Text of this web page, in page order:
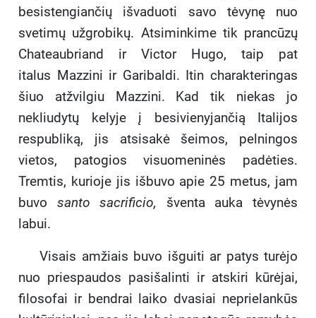
besistengiančių išvaduoti savo tėvynę nuo
svetimų užgrobikų. Atsiminkime tik prancūzų
Chateaubriand ir Victor Hugo, taip pat
italus Mazzini ir Garibaldi. Itin charakteringas
šiuo atžvilgiu Mazzini. Kad tik niekas jo
nekliudytų kelyje į besivienyjančią Italijos
respubliką, jis atsisakė šeimos, pelningos
vietos, patogios visuomeninės padėties.
Tremtis, kurioje jis išbuvo apie 25 metus, jam
buvo santo sacrificio, šventa auka tėvynės
labui.
Visais amžiais buvo išguiti ar patys turėjo
nuo priespaudos pasišalinti ir atskiri kūrėjai,
filosofai ir bendrai laiko dvasiai neprielankūs